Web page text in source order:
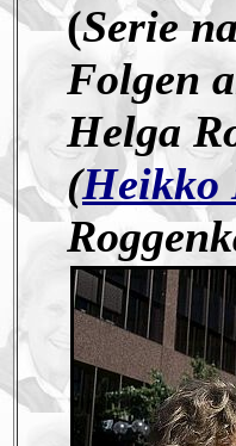
(Serie
Folgen
Helga
(Heikko